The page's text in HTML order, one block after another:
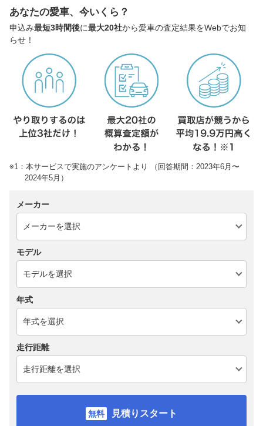
あなたの愛車、今いくら？
申込み最短3時間後に最大20社から愛車の査定結果をWebでお知
らせ！
※1：本サービスで実施のアンケートより （回答期間：2023年6月〜
2024年5月）
メーカー
モデル
年式
走行距離
見積りスタート